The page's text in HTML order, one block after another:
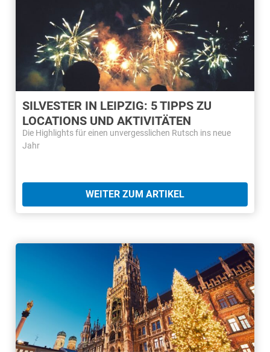
SILVESTER IN LEIPZIG: 5 TIPPS ZU
LOCATIONS UND AKTIVITÄTEN
Die Highlights für einen unvergesslichen Rutsch ins neue
Jahr
WEITER ZUM ARTIKEL